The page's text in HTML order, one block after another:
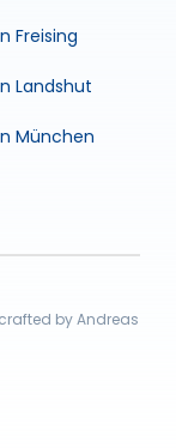
Freising
Landshut
München
by Andreas